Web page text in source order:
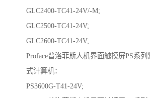
GLC2400-TC41-24V/-M;
GLC2500-TC41-24V;
GLC2600-TC41-24V;
Proface普洛菲斯人机界面触摸屏PS系
式计算机：
PS3600G-T41-24V;